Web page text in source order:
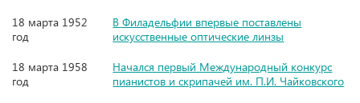
18 марта 1952
год
В Филадельфии впервые поставлены
искусственные оптические линзы
18 марта 1958
год
Начался первый Международный конкурс
пианистов и скрипачей им. П.И. Чайковского